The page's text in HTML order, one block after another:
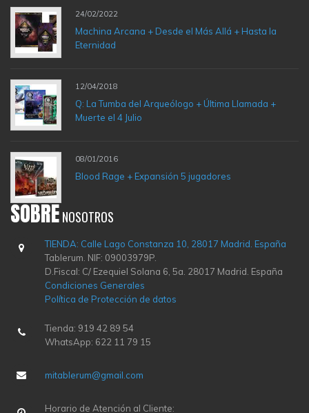
24/02/2022
Machina Arcana + Desde el Más Allá + Hasta la
Eternidad
12/04/2018
Q: La Tumba del Arqueólogo + Última Llamada +
Muerte el 4 Julio
08/01/2016
Blood Rage + Expansión 5 jugadores
SOBRENOSOTROS
TIENDA: Calle Lago Constanza 10, 28017 Madrid. España
Tablerum. NIF: 09003979P.
D.Fiscal: C/ Ezequiel Solana 6, 5a. 28017 Madrid. España
Condiciones Generales
Política de Protección de datos
Tienda: 919 42 89 54
WhatsApp: 622 11 79 15
mitablerum@gmail.com
Horario de Atención al Cliente: